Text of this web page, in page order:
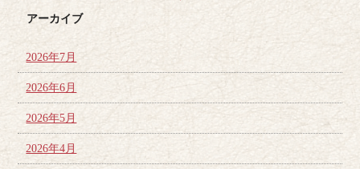
アーカイブ
2026年7月
2026年6月
2026年5月
2026年4月